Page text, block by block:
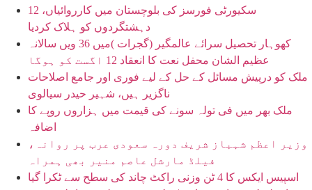
سکیورٹی فورسز کی بلوچستان میں کارروائیاں، 12
دہشتگردوں کو ہلاک کردیا
کھوہار تحصیل سرائے عالمگیر (گجرات )میں 36 ویں سالانہ
عظیم الشان محفل نعت کا انعقاد 12 اگست کو ہوگا
ملک کو درپیش مسائل کے حل کے لیے فوری اور جامع اصلاحات
ناگزیر ہیں، شہیر حیدر سیالوی
ملک بھر میں فی تولہ سونے کی قیمت میں ہزاروں روپے کا
اضافہ
وزیر اعظم شہباز شریف دورہ سعودی عرب پر روانہ،
فیلڈ مارشل عاصم منیر بھی ہمراہ
اسپیس ایکس کا 4 ٹن وزنی راکٹ چاند کی سطح سے ٹکرا گیا